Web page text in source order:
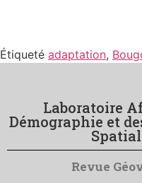
Étiqueté adaptation,
Laboratoire
Démographie et
Revue